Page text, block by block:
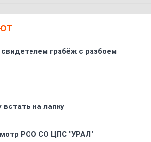
свидетелем грабёж с разбоем
встать на лапку
РOO CO ЦПС "УРАЛ"